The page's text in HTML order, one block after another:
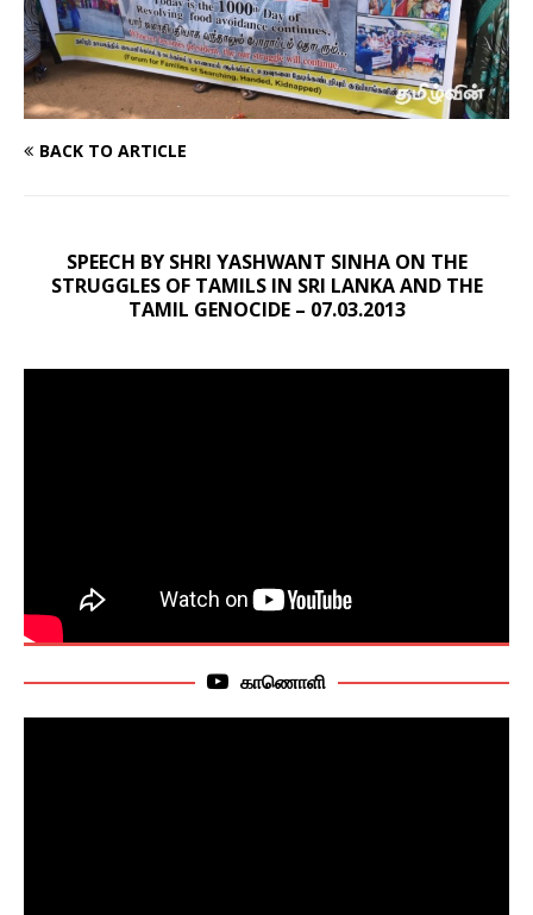
BACK TO ARTICLE
SPEECH BY SHRI YASHWANT SINHA ON THE
STRUGGLES OF TAMILS IN SRI LANKA AND THE
TAMIL GENOCIDE – 07.03.2013
காணொளி